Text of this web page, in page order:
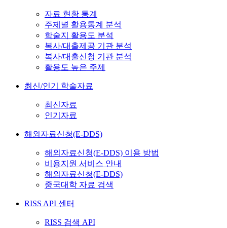
자료 현황 통계
주제별 활용통계 분석
학술지 활용도 분석
복사/대출제공 기관 분석
복사/대출신청 기관 분석
활용도 높은 주제
최신/인기 학술자료
최신자료
인기자료
해외자료신청(E-DDS)
해외자료신청(E-DDS) 이용 방법
비용지원 서비스 안내
해외자료신청(E-DDS)
중국대학 자료 검색
RISS API 센터
RISS 검색 API